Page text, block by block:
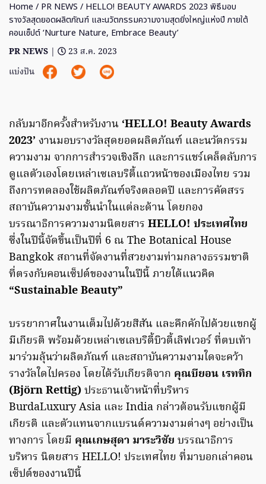
Home / PR NEWS / HELLO! BEAUTY AWARDS 2023 พิธีมอบ
รางวัลสุดยอดผลิตภัณฑ์ และนวัตกรรมความงามสุดยิ่งใหญ่แห่งปี ภายใต้
คอนเซ็ปต์ ‘Nurture Nature, Embrace Beauty’
PR NEWS |
23 ส.ค. 2023
แบ่งปัน
กลับมาอีกครั้งสำหรับงาน ‘HELLO! Beauty Awards
2023’ งานมอบรางวัลสุดยอดผลิตภัณฑ์ และนวัตกรรม
ความงาม จากการสํารวจเชิงลึก และการแชร์เคล็ดลับการ
ดูแลตัวเองโดยเหล่าเซเลบริตี้แถวหน้าของเมืองไทย รวม
ถึงการทดลองใช้ผลิตภัณฑ์จริงตลอดปี และการคัดสรร
สถาบันความงามชั้นนําในแต่ละด้าน โดยกอง
บรรณาธิการความงามนิตยสาร HELLO! ประเทศไทย
ซึ่งในปีนี้จัดขึ้นเป็นปีที่ 6 ณ The Botanical House
Bangkok สถานที่จัดงานที่สวยงามท่ามกลางธรรมชาติ
ที่ตรงกับคอนเซ็ปต์ของงานในปีนี้ ภายใต้แนวคิด
“Sustainable Beauty”
บรรยากาศในงานเต็มไปด้วยสีสัน และคึกคักไปด้วยแขกผู้
มีเกียรติ พร้อมด้วยเหล่าเซเลบริตี้บิวตี้เลิฟเวอร์ ที่ตบเท้า
มาร่วมลุ้นว่าผลิตภัณฑ์ และสถาบันความงามใดจะคว้า
รางวัลใดไปครอง โดยได้รับเกียรติจาก คุณบียอน เรททิก
(Björn Rettig)ประธานเจ้าหน้าที่บริหาร
BurdaLuxury Asia และ India กล่าวต้อนรับแขกผู้มี
เกียรติ และตัวแทนจากแบรนด์ความงามต่างๆ อย่างเป็น
ทางการ โดยมี คุณเกษสุดา มาระวิชัย บรรณาธิการ
บริหาร นิตยสาร HELLO! ประเทศไทย ที่มาบอกเล่าคอน
เซ็ปต์ของงานปีนี้